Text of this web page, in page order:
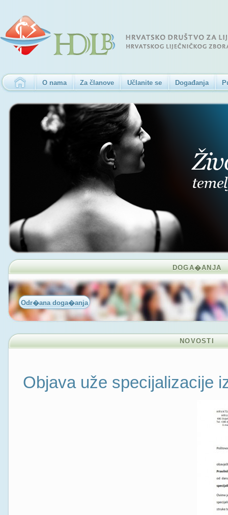
O nama Za članove Učlanite se Događanja
DOGA�ANJA
Odr�ana doga�anja
NOVOSTI
Objava uže specijalizacije